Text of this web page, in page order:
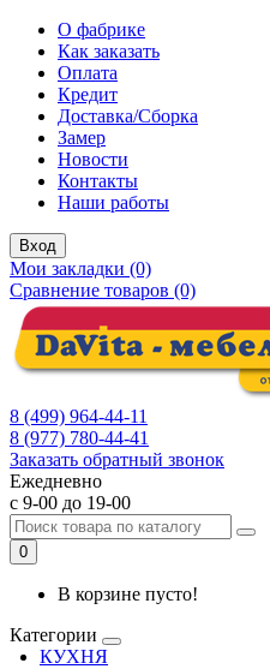
О фабрике
Как заказать
Оплата
Кредит
Доставка/Сборка
Замер
Новости
Контакты
Наши работы
Вход
Мои закладки (0)
Сравнение товаров (0)
8 (499) 964-44-11
8 (977) 780-44-41
Заказать обратный звонок
Ежедневно
с 9-00 до 19-00
0
В корзине пусто!
Категории
КУХНЯ